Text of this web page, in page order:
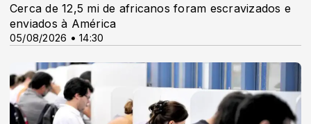
05/08/2026 • 14:30
Cerca de 12,5 mi de africanos foram escravizados e
enviados à América